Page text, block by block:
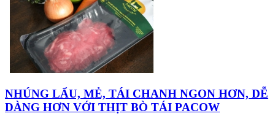
NHÚNG LẨU, MẺ, TÁI CHANH NGON HƠN, DỄ
DÀNG HƠN VỚI THỊT BÒ TÁI PACOW